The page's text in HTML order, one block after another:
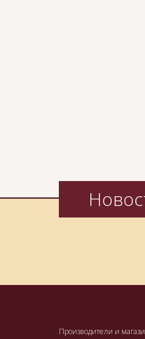
Производители и